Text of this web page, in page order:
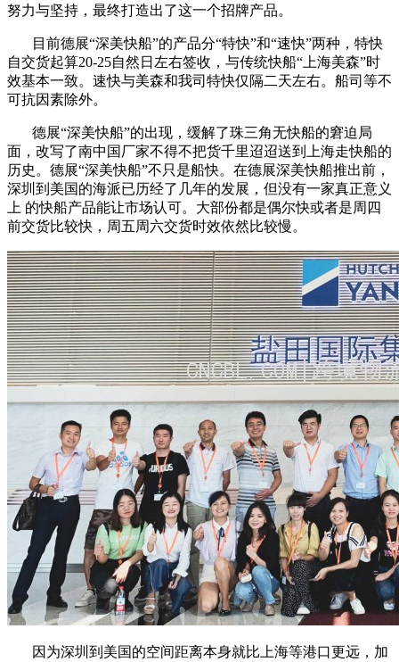
努力与坚持，最终打造出了这一个招牌产品。
目前德展“深美快船”的产品分“特快”和“速快”两种，特快
自交货起算20-25自然日左右签收，与传统快船“上海美森”时
效基本一致。速快与美森和我司特快仅隔二天左右。船司等不
可抗因素除外。
德展“深美快船”的出现，缓解了珠三角无快船的窘迫局
面，改写了南中国厂家不得不把货千里迢迢送到上海走快船的
历史。德展“深美快船”不只是船快。在德展深美快船推出前，
深圳到美国的海派已历经了几年的发展，但没有一家真正意义
上 的快船产品能让市场认可。大部份都是偶尔快或者是周四
前交货比较快，周五周六交货时效依然比较慢。
因为深圳到美国的空间距离本身就比上海等港口更远，加